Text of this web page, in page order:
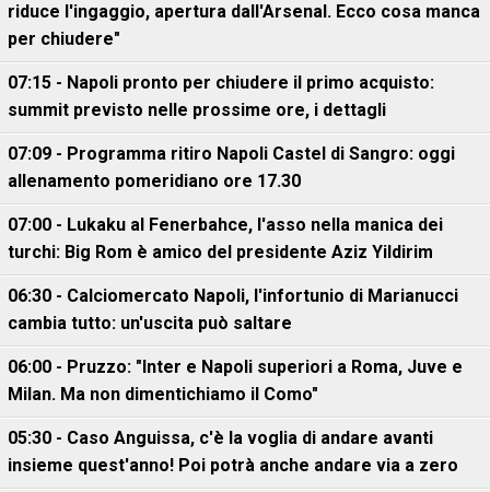
riduce l'ingaggio, apertura dall'Arsenal. Ecco cosa manca
per chiudere"
07:15 - Napoli pronto per chiudere il primo acquisto:
summit previsto nelle prossime ore, i dettagli
07:09 - Programma ritiro Napoli Castel di Sangro: oggi
allenamento pomeridiano ore 17.30
07:00 - Lukaku al Fenerbahce, l'asso nella manica dei
turchi: Big Rom è amico del presidente Aziz Yildirim
06:30 - Calciomercato Napoli, l'infortunio di Marianucci
cambia tutto: un'uscita può saltare
06:00 - Pruzzo: "Inter e Napoli superiori a Roma, Juve e
Milan. Ma non dimentichiamo il Como"
05:30 - Caso Anguissa, c'è la voglia di andare avanti
insieme quest'anno! Poi potrà anche andare via a zero